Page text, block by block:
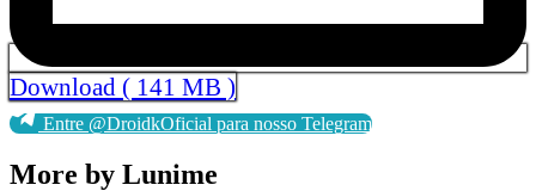
Download ( 141 MB )
Entre @DroidkOficial para nosso Telegram
More by Lunime